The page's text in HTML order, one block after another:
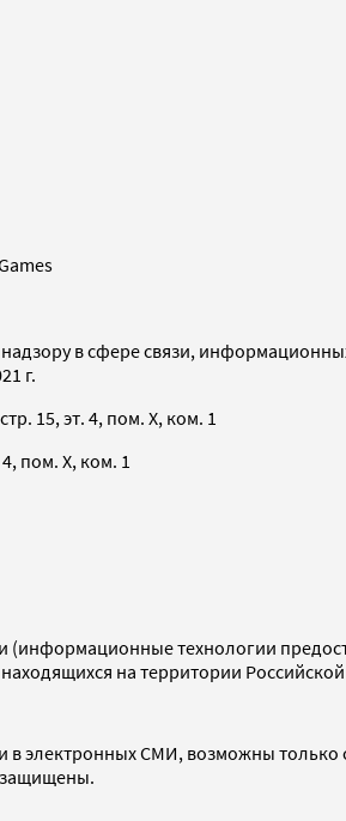
в сфере связи,
г.
15, эт. 4, пом. X, ком. 1
пом. X, ком. 1
технологии
на территории
электронных СМИ, возможны
защищены.